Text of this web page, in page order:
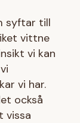
syftar till
vittne
vi kan
vi har.
också
vissa